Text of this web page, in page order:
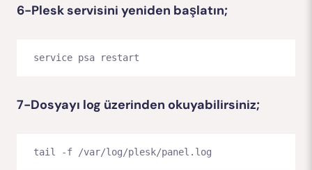
6-Plesk servisini yeniden başlatın;
service psa restart
7-Dosyayı log üzerinden okuyabilirsiniz;
tail -f /var/log/plesk/panel.log